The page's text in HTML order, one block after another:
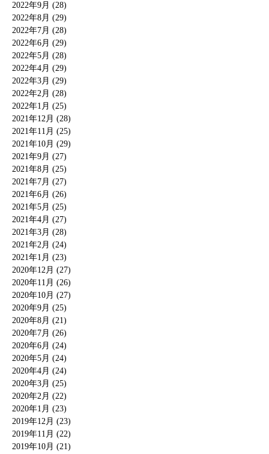
2022年9月 (28)
2022年8月 (29)
2022年7月 (28)
2022年6月 (29)
2022年5月 (28)
2022年4月 (29)
2022年3月 (29)
2022年2月 (28)
2022年1月 (25)
2021年12月 (28)
2021年11月 (25)
2021年10月 (29)
2021年9月 (27)
2021年8月 (25)
2021年7月 (27)
2021年6月 (26)
2021年5月 (25)
2021年4月 (27)
2021年3月 (28)
2021年2月 (24)
2021年1月 (23)
2020年12月 (27)
2020年11月 (26)
2020年10月 (27)
2020年9月 (25)
2020年8月 (21)
2020年7月 (26)
2020年6月 (24)
2020年5月 (24)
2020年4月 (24)
2020年3月 (25)
2020年2月 (22)
2020年1月 (23)
2019年12月 (23)
2019年11月 (22)
2019年10月 (21)